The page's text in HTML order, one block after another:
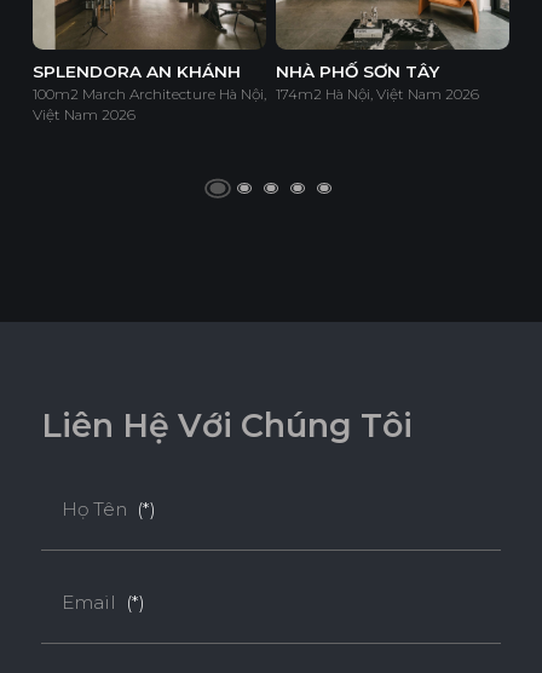
SPLENDORA AN KHÁNH
100m2 March Architecture Hà Nội,
Việt Nam 2026
NHÀ PHỐ SƠN TÂY
174m2 Hà Nội, Việt Nam 2026
Liên Hệ Với Chúng Tôi
Họ Tên (*)
Email (*)